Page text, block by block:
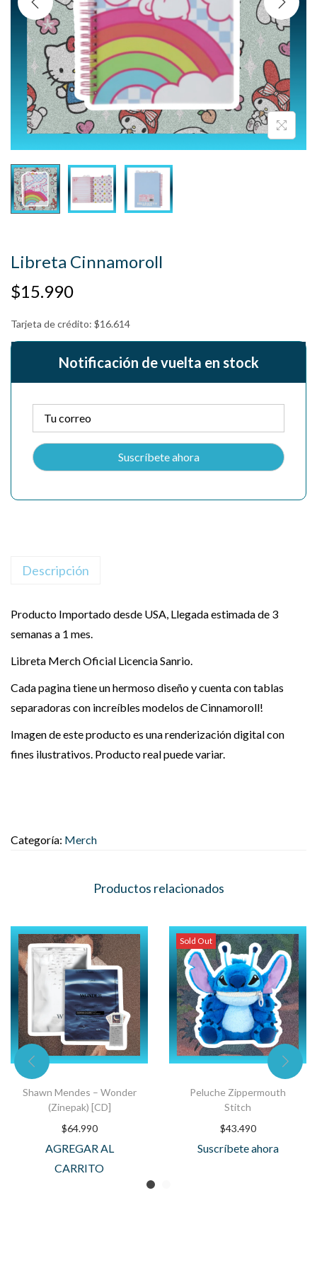
Libreta Cinnamoroll
$15.990
Tarjeta de crédito: $16.614
Notificación de vuelta en stock
Descripción
Producto Importado desde USA, Llegada estimada de 3
semanas a 1 mes.
Libreta Merch Oficial Licencia Sanrio.
Cada pagina tiene un hermoso diseño y cuenta con tablas
separadoras con increíbles modelos de Cinnamoroll!
Imagen de este producto es una renderización digital con
fines ilustrativos. Producto real puede variar.
Categoría: Merch
Productos relacionados
Shawn Mendes – Wonder
(Zinepak) [CD]
$64.990
AGREGAR AL
CARRITO
Sold Out
Peluche Zippermouth
Stitch
$43.490
Suscríbete ahora